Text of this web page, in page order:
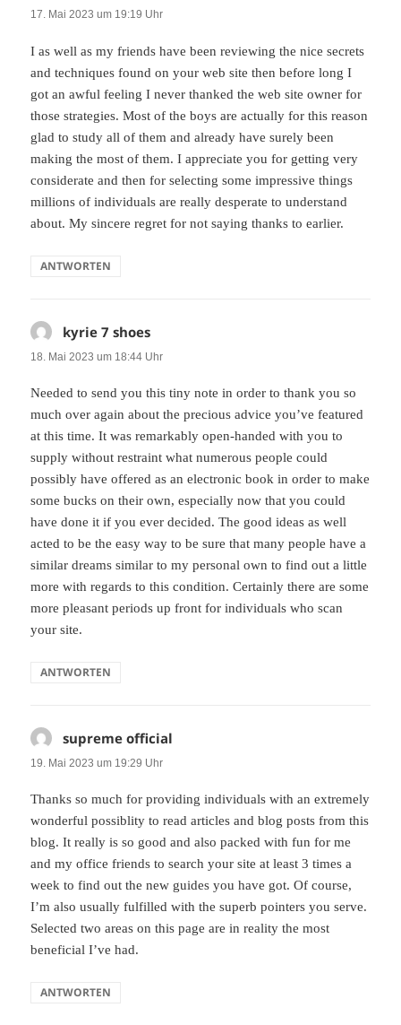
17. Mai 2023 um 19:19 Uhr
I as well as my friends have been reviewing the nice secrets
and techniques found on your web site then before long I
got an awful feeling I never thanked the web site owner for
those strategies. Most of the boys are actually for this reason
glad to study all of them and already have surely been
making the most of them. I appreciate you for getting very
considerate and then for selecting some impressive things
millions of individuals are really desperate to understand
about. My sincere regret for not saying thanks to earlier.
ANTWORTEN
kyrie 7 shoes
18. Mai 2023 um 18:44 Uhr
Needed to send you this tiny note in order to thank you so
much over again about the precious advice you’ve featured
at this time. It was remarkably open-handed with you to
supply without restraint what numerous people could
possibly have offered as an electronic book in order to make
some bucks on their own, especially now that you could
have done it if you ever decided. The good ideas as well
acted to be the easy way to be sure that many people have a
similar dreams similar to my personal own to find out a little
more with regards to this condition. Certainly there are some
more pleasant periods up front for individuals who scan
your site.
ANTWORTEN
supreme official
19. Mai 2023 um 19:29 Uhr
Thanks so much for providing individuals with an extremely
wonderful possiblity to read articles and blog posts from this
blog. It really is so good and also packed with fun for me
and my office friends to search your site at least 3 times a
week to find out the new guides you have got. Of course,
I’m also usually fulfilled with the superb pointers you serve.
Selected two areas on this page are in reality the most
beneficial I’ve had.
ANTWORTEN